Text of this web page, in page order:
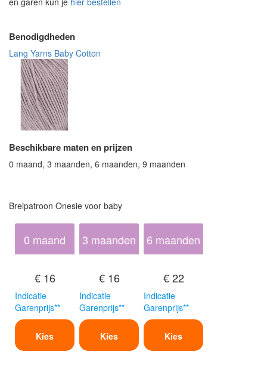
Benodigdheden
Lang Yarns Baby Cotton
Beschikbare maten en prijzen
0 maand, 3 maanden, 6 maanden, 9 maanden
Breipatroon Onesie voor baby
0 maand
€ 16
Indicatie
Garenprijs**
Kies
3 maanden
€ 16
Indicatie
Garenprijs**
Kies
6 maanden
€ 22
Indicatie
Garenprijs**
Kies